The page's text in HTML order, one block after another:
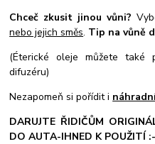
Chceč zkusit jinou vůni?
nebo jejich směs. Tip na vůně
(Éterické oleje můžete také
difuzéru)
Nezapomeň si pořídit i
DARUJTE ŘIDIČŮM
DO AUTA-IHNED K POUŽITÍ